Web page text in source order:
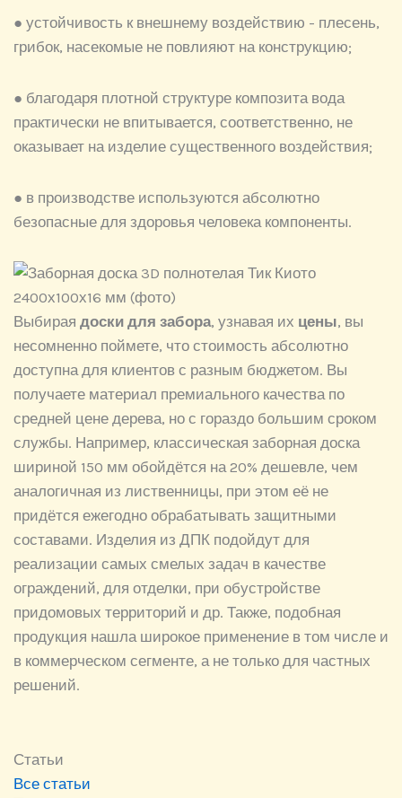
● устойчивость к внешнему воздействию - плесень,
грибок, насекомые не повлияют на конструкцию;
● благодаря плотной структуре композита вода
практически не впитывается, соответственно, не
оказывает на изделие существенного воздействия;
● в производстве используются абсолютно
безопасные для здоровья человека компоненты.
Выбирая доски для забора, узнавая их цены, вы
несомненно поймете, что стоимость абсолютно
доступна для клиентов с разным бюджетом. Вы
получаете материал премиального качества по
средней цене дерева, но с гораздо большим сроком
службы. Например, классическая заборная доска
шириной 150 мм обойдётся на 20% дешевле, чем
аналогичная из лиственницы, при этом её не
придётся ежегодно обрабатывать защитными
составами. Изделия из ДПК подойдут для
реализации самых смелых задач в качестве
ограждений, для отделки, при обустройстве
придомовых территорий и др. Также, подобная
продукция нашла широкое применение в том числе и
в коммерческом сегменте, а не только для частных
решений.
Статьи
Все статьи